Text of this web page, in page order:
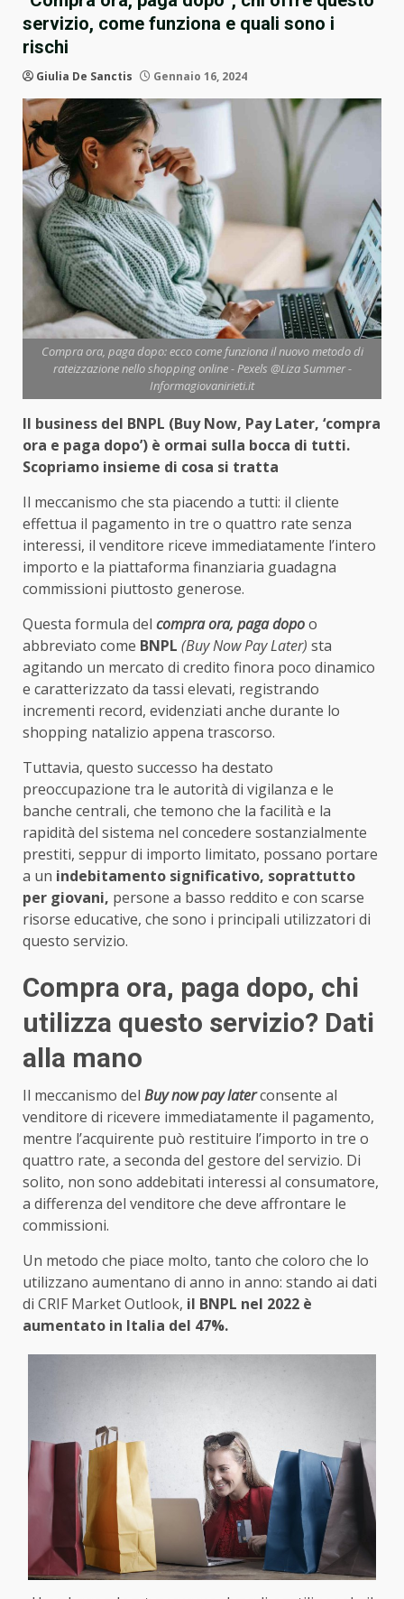
servizio, come funziona e quali sono i
rischi
Giulia De Sanctis Gennaio 16, 2024
Compra ora, paga dopo: ecco come funziona il nuovo metodo di
rateizzazione nello shopping online - Pexels @Liza Summer -
Informagiovanirieti.it
Il business del BNPL (Buy Now, Pay Later, ‘compra
ora e paga dopo’) è ormai sulla bocca di tutti.
Scopriamo insieme di cosa si tratta
Il meccanismo che sta piacendo a tutti: il cliente
effettua il pagamento in tre o quattro rate senza
interessi, il venditore riceve immediatamente l’intero
importo e la piattaforma finanziaria guadagna
commissioni piuttosto generose.
Questa formula del compra ora, paga dopoo
abbreviato come BNPL (Buy Now Pay Later) sta
agitando un mercato di credito finora poco dinamico
e caratterizzato da tassi elevati, registrando
incrementi record, evidenziati anche durante lo
shopping natalizio appena trascorso.
Tuttavia, questo successo ha destato
preoccupazione tra le autorità di vigilanza e le
banche centrali, che temono che la facilità e la
rapidità del sistema nel concedere sostanzialmente
prestiti, seppur di importo limitato, possano portare
a un indebitamento significativo, soprattutto
per giovani, persone a basso reddito e con scarse
risorse educative, che sono i principali utilizzatori di
questo servizio.
Compra ora, paga dopo, chi
utilizza questo servizio? Dati
alla mano
Il meccanismo del Buy now pay laterconsente al
venditore di ricevere immediatamente il pagamento,
mentre l’acquirente può restituire l’importo in tre o
quattro rate, a seconda del gestore del servizio. Di
solito, non sono addebitati interessi al consumatore,
a differenza del venditore che deve affrontare le
commissioni.
Un metodo che piace molto, tanto che coloro che lo
utilizzano aumentano di anno in anno: stando ai dati
di CRIF Market Outlook, il BNPL nel 2022 è
aumentato in Italia del 47%.